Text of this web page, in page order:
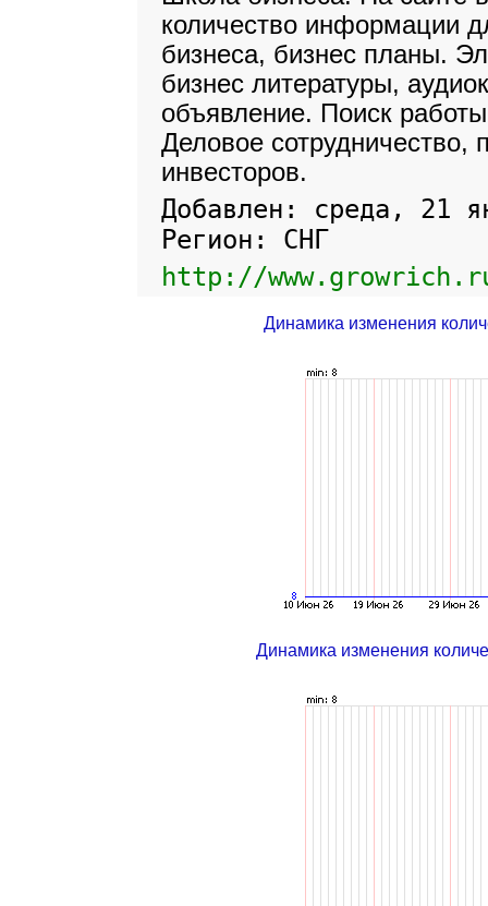
количество информации
бизнеса, бизнес планы.
бизнес литературы,
объявление. Поиск
Деловое сотрудничество,
инвесторов.
Добавлен: среда, 21
Регион: СНГ
http://
Динамика изменения
Динамика изменения